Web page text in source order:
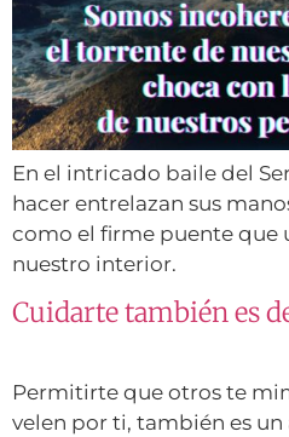
En el intricado baile del
hacer entrelazan sus
como el firme puente que
nuestro interior.
Cuidarte también es
Permitirte que otros te
velen por ti, también es